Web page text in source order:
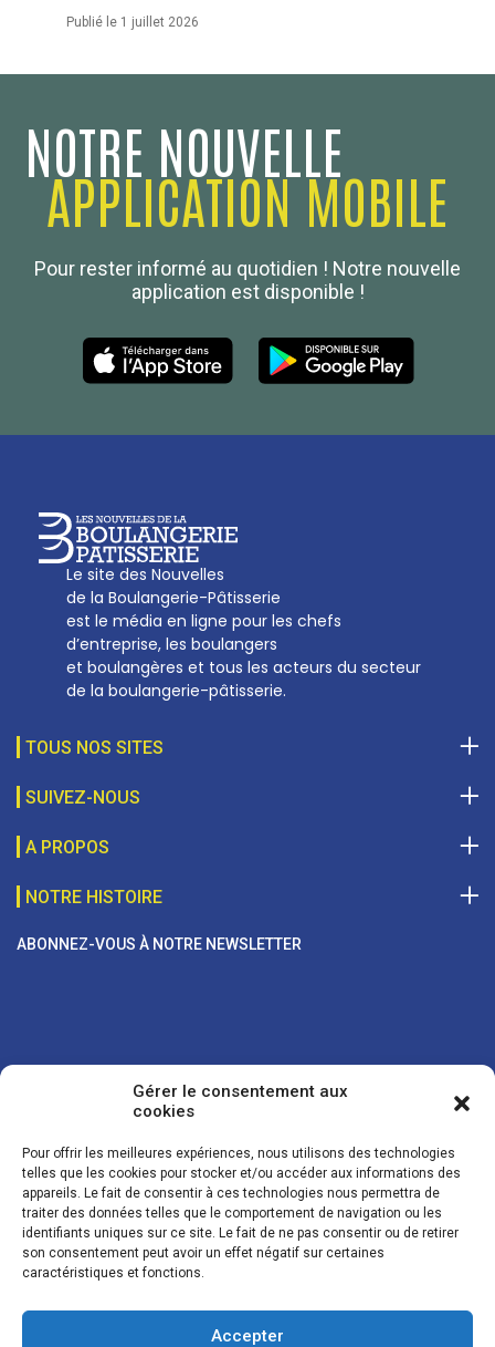
Gérer le consentement aux
cookies
Pour offrir les meilleures expériences, nous utilisons des technologies
telles que les cookies pour stocker et/ou accéder aux informations des
appareils. Le fait de consentir à ces technologies nous permettra de
traiter des données telles que le comportement de navigation ou les
identifiants uniques sur ce site. Le fait de ne pas consentir ou de retirer
son consentement peut avoir un effet négatif sur certaines
caractéristiques et fonctions.
Accepter
Publié le 1 juillet 2026
NOTRE NOUVELLE
APPLICATION MOBILE
Pour rester informé au quotidien ! Notre nouvelle
application est disponible !
Le site des Nouvelles
de la Boulangerie-Pâtisserie
est le média en ligne pour les chefs
d’entreprise, les boulangers
et boulangères et tous les acteurs du secteur
de la boulangerie-pâtisserie.
TOUS NOS SITES
Boulanger de France
SUIVEZ-NOUS
A PROPOS
Les Nouvelles de la Boulangerie-Pâtisserie Française
27, av d’Eylau - 75782 Paris Cédex 16
01 53 70 16 25
NOTRE HISTOIRE
ABONNEZ-VOUS À NOTRE NEWSLETTER
Vos coordonnées sont uniquement utilisées pour vous envoyer des
lettres d'information sur nos activités. Vous pouvez à tout moment
utiliser le lien de désinscription figurant dans la lettre d'information.
© LES NOUVELLES DE LA BOULANGERIE - Tous droits réservés - Réalisation :